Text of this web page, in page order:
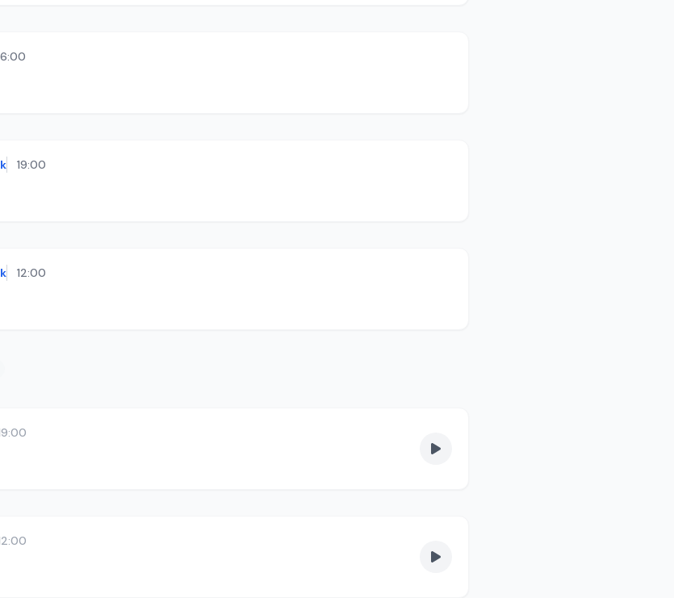
6:00
19:00
12:00